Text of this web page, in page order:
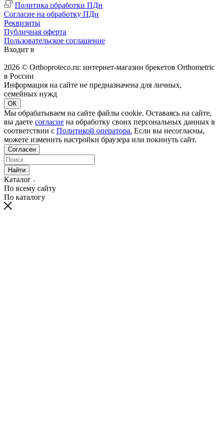
Политика обработки ПДн
Согласие на обработку ПДн
Реквизиты
Публичная оферта
Пользовательское соглашение
Входит в
2026 © Orthoproteco.ru: интернет-магазин брекетов Orthometric
в России
Информация на сайте не предназначена для личных,
семейных нужд
ОК
Мы обрабатываем на сайте файлы cookie. Оставаясь на сайте,
вы даете согласие на обработку своих персональных данных в
соответствии с Политикой оператора. Если вы несогласны,
можете изменить настройки браузера или покинуть сайт.
Согласен
Найти
Каталог
По всему сайту
По каталогу